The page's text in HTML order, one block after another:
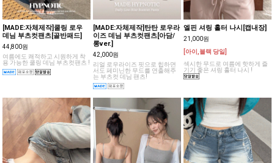
[MADE:자체제작]쿨링 로우
데님 부츠컷팬츠[골반패드]
44,800원
여름에도 쾌적하고 시원하게 착
용 가능한 쿨링 데님 부츠컷팬츠 !
[MADE:자체제작]탄탄 로우라
이즈 데님 부츠컷팬츠[아담/
롱ver.]
42,000원
리얼 로우라이즈 핏으로 힙하면
서도 페미닌한 무드를 연출해주
는 부츠컷 데님 팬츠!
엘핀 셔링 홀터 나시[캡내장]
21,000원
[아이,블랙 당일]
섹시한 무드로 여름에 핫하게 즐
기기 좋은 셔링 홀터 나시 !